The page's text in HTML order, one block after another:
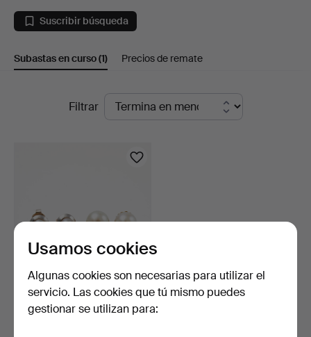
Stockholms
Auktionsverk
Suscribir búsqueda
Subastas en curso(1) Precios de remate
SubastasFiltrar
PENDIENTES, 2 pares, oro
blanco y oro rojo…
Usamos cookies
Algunas cookies son necesarias para utilizar el
servicio. Las cookies que tú mismo puedes
gestionar se utilizan para: